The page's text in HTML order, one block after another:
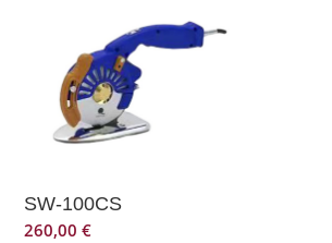
SW-100CS
260,00€